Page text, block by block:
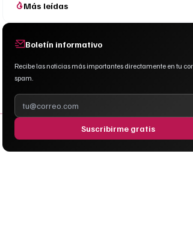
Más leídas
Boletín informativo
Recibe las noticias más importantes directamente en tu
spam.
Suscribirme gratis